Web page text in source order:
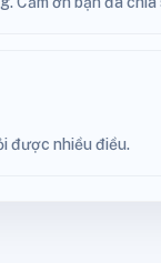
được nhiều điều.